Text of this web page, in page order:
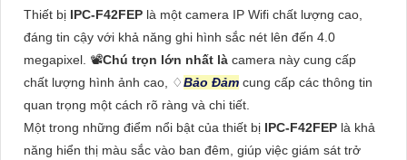
Thiết bị IPC-F42FEP là một camera IP Wifi chất lượng cao,
đáng tin cậy với khả năng ghi hình sắc nét lên đến 4.0
megapixel. 📽Chú trọn lớn nhất là camera này cung cấp
chất lượng hình ảnh cao, ♢Bảo Đảm cung cấp các thông tin
quan trọng một cách rõ ràng và chi tiết.
Một trong những điểm nổi bật của thiết bị IPC-F42FEP là khả
năng hiển thị màu sắc vào ban đêm, giúp việc giám sát trở